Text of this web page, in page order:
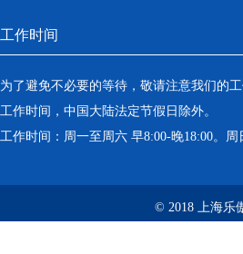
工作时间
为了避免不必要的等待，敬请注意我们的
工作时间，中国大陆法定节假日除外。
工作时间：周一至周六 早8:00-晚18:00。周
© 2018 上海乐